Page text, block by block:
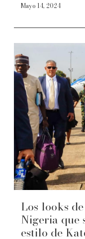
Mayo 14, 2024
Los looks
Nigeria que
estilo de